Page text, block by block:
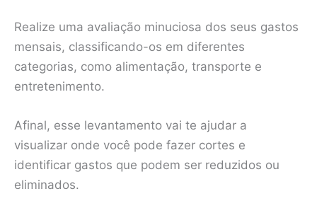
Realize uma avaliação minuciosa dos seus gastos
mensais, classificando-os em diferentes
categorias, como alimentação, transporte e
entretenimento.
Afinal, esse levantamento vai te ajudar a
visualizar onde você pode fazer cortes e
identificar gastos que podem ser reduzidos ou
eliminados.